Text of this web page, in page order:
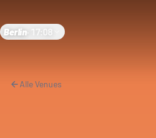
Berlin 17:08
Alle Venues